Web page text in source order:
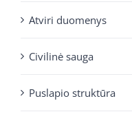
Atviri duomenys
Civilinė sauga
Puslapio struktūra